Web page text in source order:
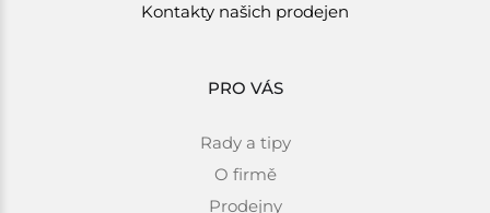
Kontakty našich prodejen
PRO VÁS
Rady a tipy
O firmě
Prodejny